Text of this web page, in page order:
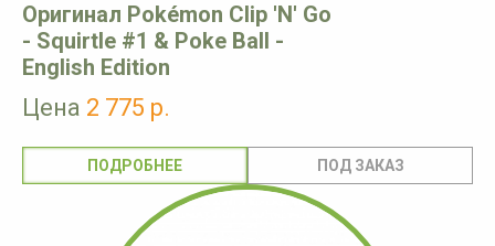
Оригинал Pokémon Clip 'N' Go
- Squirtle #1 & Poke Ball -
English Edition
Цена 2 775 р.
ПОДРОБНЕЕ